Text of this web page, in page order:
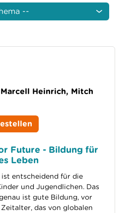
Heinrich, Mitch
Future - Bildung für
Leben
entscheidend für die
und Jugendlichen. Das
ist gute Bildung, vor
das von globalen